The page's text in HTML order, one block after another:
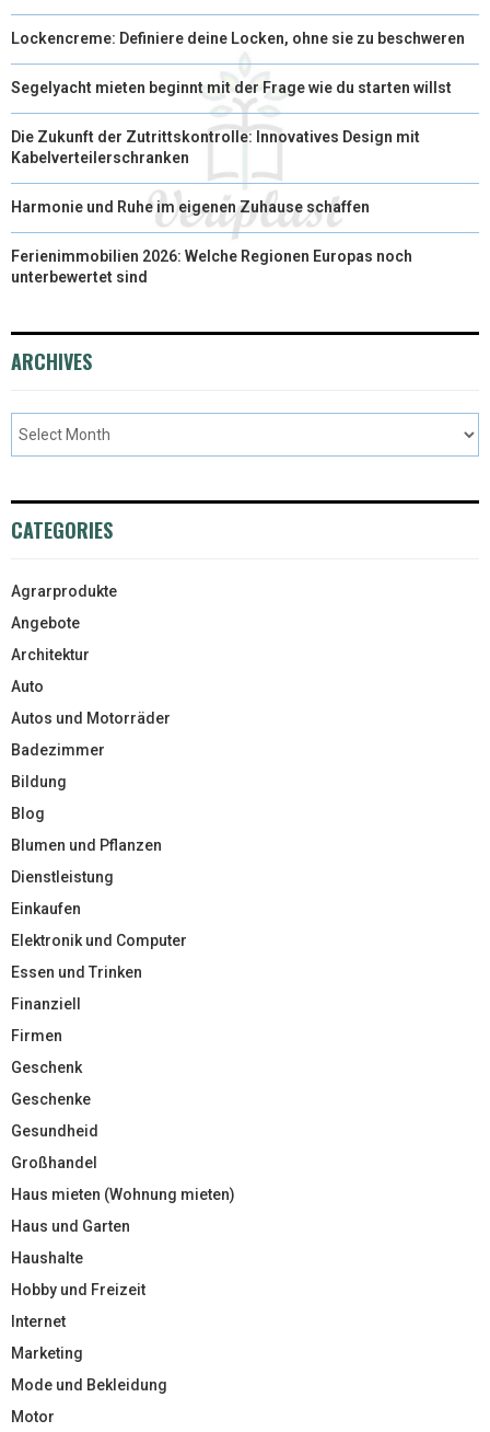
Lockencreme: Definiere deine Locken, ohne sie zu beschweren
Segelyacht mieten beginnt mit der Frage wie du starten willst
Die Zukunft der Zutrittskontrolle: Innovatives Design mit
Kabelverteilerschranken
Harmonie und Ruhe im eigenen Zuhause schaffen
Ferienimmobilien 2026: Welche Regionen Europas noch
unterbewertet sind
ARCHIVES
CATEGORIES
Agrarprodukte
Angebote
Architektur
Auto
Autos und Motorräder
Badezimmer
Bildung
Blog
Blumen und Pflanzen
Dienstleistung
Einkaufen
Elektronik und Computer
Essen und Trinken
Finanziell
Firmen
Geschenk
Geschenke
Gesundheid
Großhandel
Haus mieten (Wohnung mieten)
Haus und Garten
Haushalte
Hobby und Freizeit
Internet
Marketing
Mode und Bekleidung
Motor